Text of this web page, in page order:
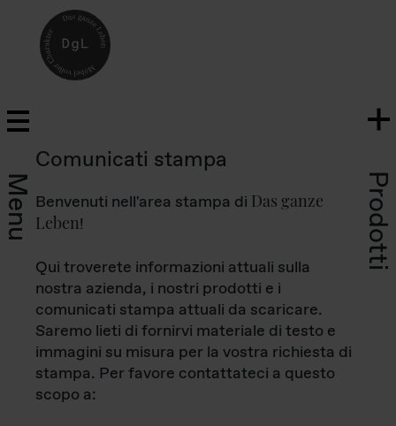
Menu Prodotti
Comunicati stampa
Benvenuti nell'area stampa di Das ganze
Leben!
Qui troverete informazioni attuali sulla
nostra azienda, i nostri prodotti e i
comunicati stampa attuali da scaricare.
Saremo lieti di fornirvi materiale di testo e
immagini su misura per la vostra richiesta di
stampa. Per favore contattateci a questo
scopo a: